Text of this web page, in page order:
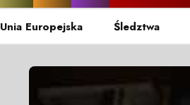
Unia Europejska Śledztwa